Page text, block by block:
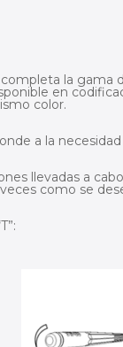
completa la
en
color.
a la
llevadas a
como se